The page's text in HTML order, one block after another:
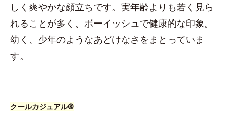
しく爽やかな顔立ちです。実年齢よりも若く見ら
れることが多く、ボーイッシュで健康的な印象。
幼く、少年のようなあどけなさをまとっていま
す。
クールカジュアル®